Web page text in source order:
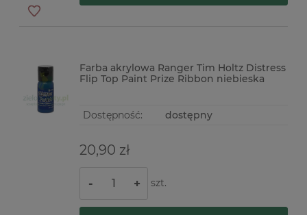
Farba akrylowa Ranger Tim Holtz Distress
Flip Top Paint Prize Ribbon niebieska
Dostępność: dostępny
20,90 zł
- + szt.